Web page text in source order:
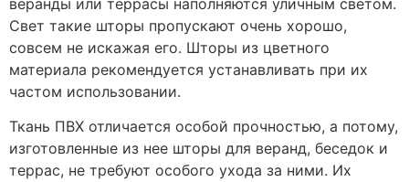
Свет такие шторы пропускают очень хорошо,
совсем не искажая его. Шторы из цветного
материала рекомендуется устанавливать при их
частом использовании.
Ткань ПВХ отличается особой прочностью, а потому,
изготовленные из нее шторы для веранд, беседок и
террас, не требуют особого ухода за ними. Их